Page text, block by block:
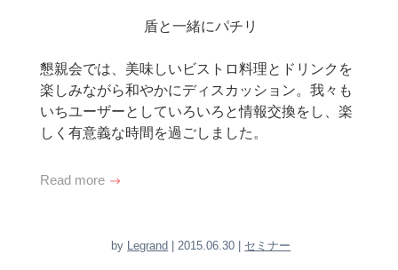
盾と一緒にパチリ
懇親会では、美味しいビストロ料理とドリンクを
楽しみながら和やかにディスカッション。我々も
いちユーザーとしていろいろと情報交換をし、楽
しく有意義な時間を過ごしました。
Read more
by Legrand | 2015.06.30 | セミナー